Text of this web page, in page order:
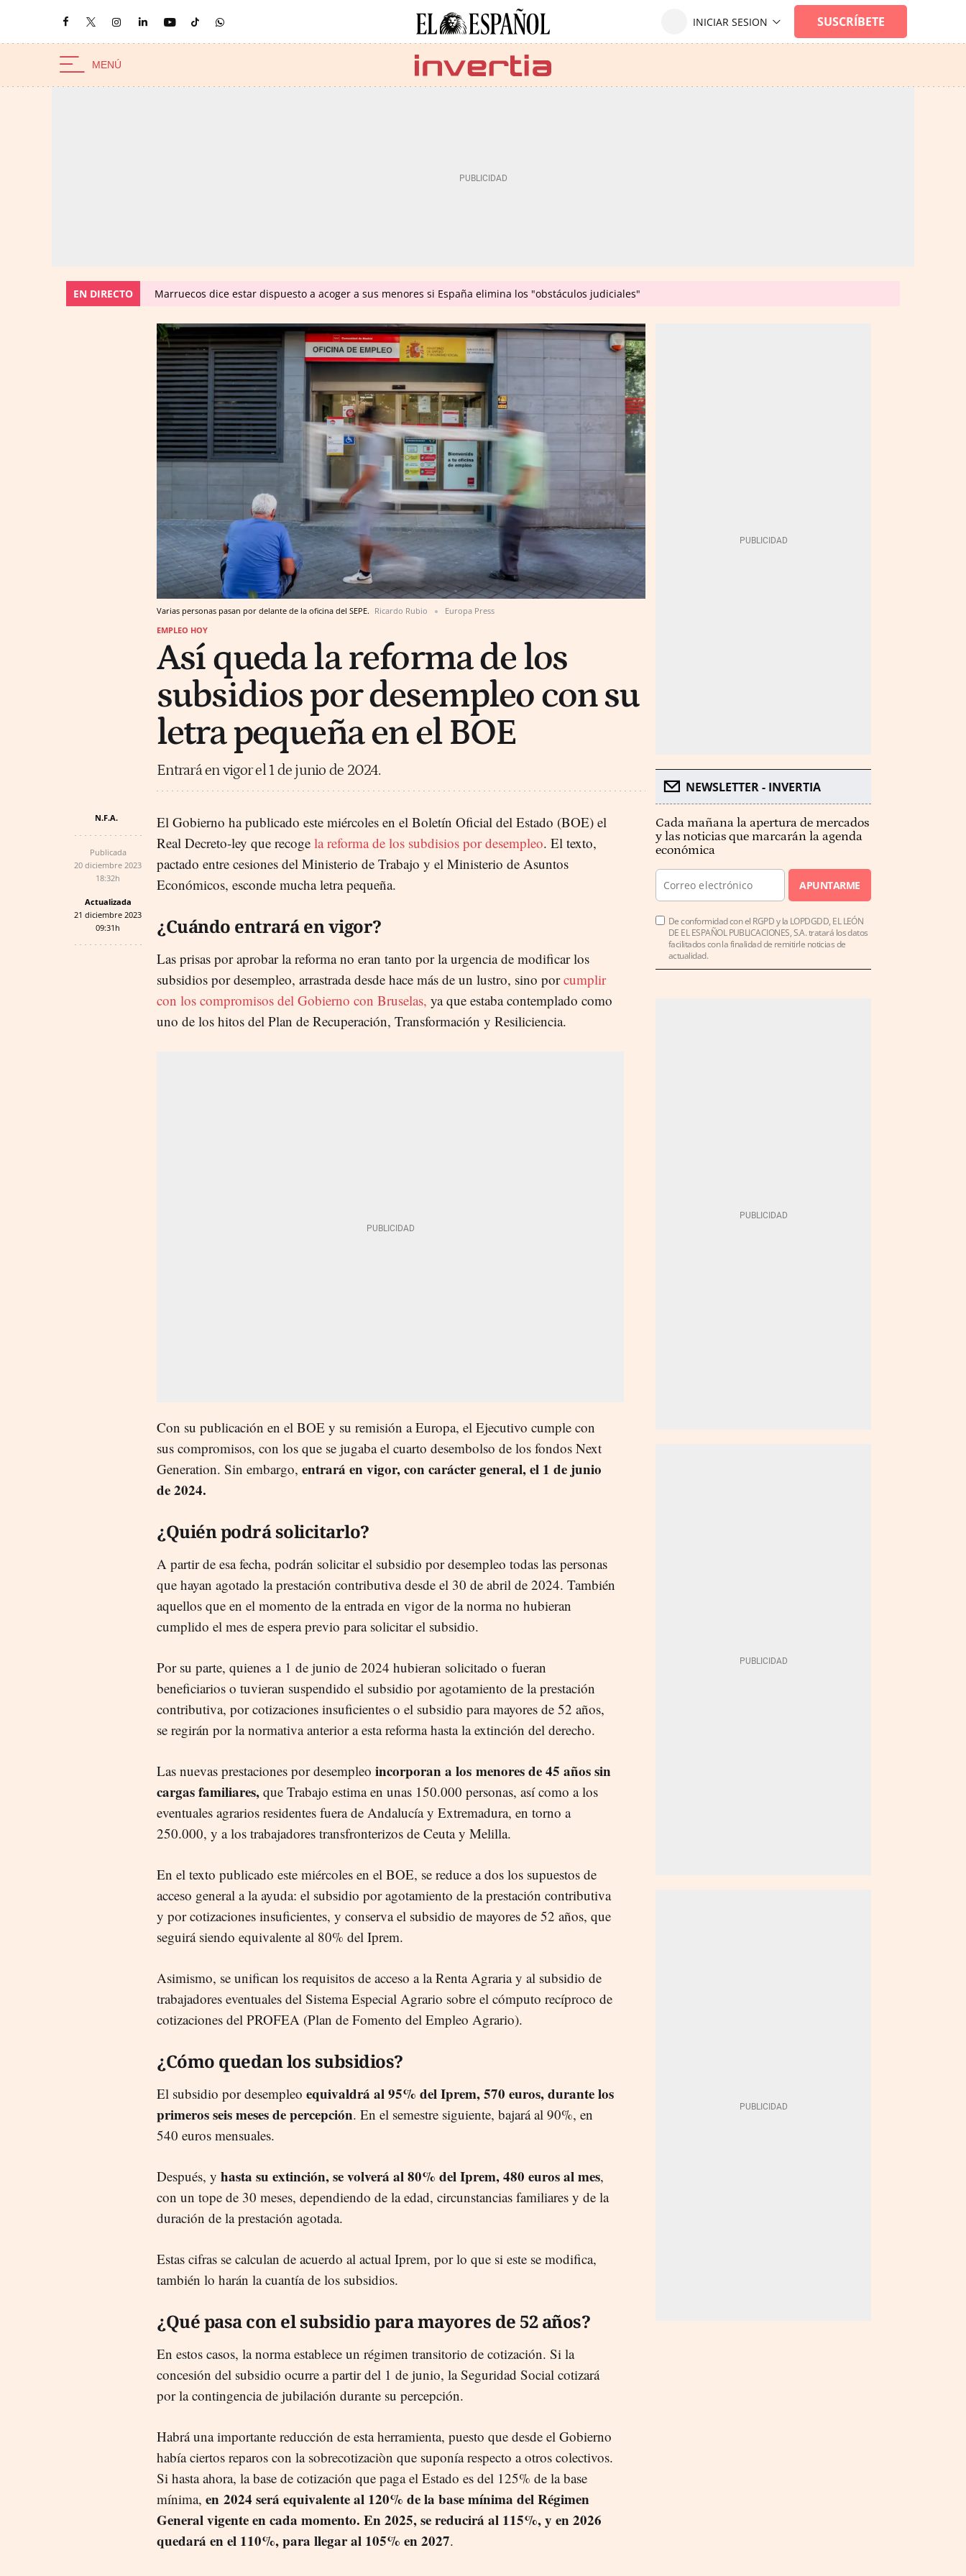
EN DIRECTO Marruecos dice estar dispuesto a acoger a sus menores si España elimina los "obstáculos judiciales"
Varias personas pasan por delante de la oficina del SEPE. Ricardo Rubio
Europa Press
EMPLEO HOY
Así queda la reforma de los
subsidios por desempleo con su
letra pequeña en el BOE
Entrará en vigor el 1 de junio de 2024.
N.F.A.
Publicada
20 diciembre 2023
18:32h
Actualizada
21 diciembre 2023
09:31h
El Gobierno ha publicado este miércoles en el Boletín Oficial del Estado (BOE) el
Real Decreto-ley que recoge la reforma de los subdisios por desempleo. El texto,
pactado entre cesiones del Ministerio de Trabajo y el Ministerio de Asuntos
Económicos, esconde mucha letra pequeña.
¿Cuándo entrará en vigor?
Las prisas por aprobar la reforma no eran tanto por la urgencia de modificar los
subsidios por desempleo, arrastrada desde hace más de un lustro, sino porcumplir
con los compromisos del Gobierno con Bruselas, ya que estaba contemplado como
uno de los hitos del Plan de Recuperación, Transformación y Resiliciencia.
Con su publicación en el BOE y su remisión a Europa, el Ejecutivo cumple con
sus compromisos, con los que se jugaba el cuarto desembolso de los fondos Next
Generation. Sin embargo, entrará en vigor, con carácter general, el 1 de junio
de 2024.
¿Quién podrá solicitarlo?
A partir de esa fecha, podrán solicitar el subsidio por desempleo todas las personas
que hayan agotado la prestación contributiva desde el 30 de abril de 2024. También
aquellos que en el momento de la entrada en vigor de la norma no hubieran
cumplido el mes de espera previo para solicitar el subsidio.
Por su parte, quienes a 1 de junio de 2024 hubieran solicitado o fueran
beneficiarios o tuvieran suspendido el subsidio por agotamiento de la prestación
contributiva, por cotizaciones insuficientes o el subsidio para mayores de 52 años,
se regirán por la normativa anterior a esta reforma hasta la extinción del derecho.
Las nuevas prestaciones por desempleo incorporan a los menores de 45 años sin
cargas familiares, que Trabajo estima en unas 150.000 personas, así como a los
eventuales agrarios residentes fuera de Andalucía y Extremadura, en torno a
250.000, y a los trabajadores transfronterizos de Ceuta y Melilla.
En el texto publicado este miércoles en el BOE, se reduce a dos los supuestos de
acceso general a la ayuda: el subsidio por agotamiento de la prestación contributiva
y por cotizaciones insuficientes, y conserva el subsidio de mayores de 52 años, que
seguirá siendo equivalente al 80% del Iprem.
Asimismo, se unifican los requisitos de acceso a la Renta Agraria y al subsidio de
trabajadores eventuales del Sistema Especial Agrario sobre el cómputo recíproco de
cotizaciones del PROFEA (Plan de Fomento del Empleo Agrario).
¿Cómo quedan los subsidios?
El subsidio por desempleo equivaldrá al 95% del Iprem, 570 euros, durante los
primeros seis meses de percepción. En el semestre siguiente, bajará al 90%, en
540 euros mensuales.
Después, y hasta su extinción, se volverá al 80% del Iprem, 480 euros al mes,
con un tope de 30 meses, dependiendo de la edad, circunstancias familiares y de la
duración de la prestación agotada.
Estas cifras se calculan de acuerdo al actual Iprem, por lo que si este se modifica,
también lo harán la cuantía de los subsidios.
¿Qué pasa con el subsidio para mayores de 52 años?
En estos casos, la norma establece un régimen transitorio de cotización. Si la
concesión del subsidio ocurre a partir del 1 de junio, la Seguridad Social cotizará
por la contingencia de jubilación durante su percepción.
Habrá una importante reducción de esta herramienta, puesto que desde el Gobierno
había ciertos reparos con la sobrecotizaciòn que suponía respecto a otros colectivos.
Si hasta ahora, la base de cotización que paga el Estado es del 125% de la base
mínima, en 2024 será equivalente al 120% de la base mínima del Régimen
General vigente en cada momento. En 2025, se reducirá al 115%, y en 2026
quedará en el 110%, para llegar al 105% en 2027.
NEWSLETTER - INVERTIA
Cada mañana la apertura de mercados
y las noticias que marcarán la agenda
económica
APUNTARME
De conformidad con el RGPD y la LOPDGDD, EL LEÓN
DE EL ESPAÑOL PUBLICACIONES, S.A. tratará los datos
facilitados con la finalidad de remitirle noticias de
actualidad.